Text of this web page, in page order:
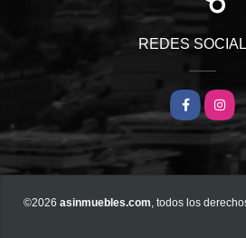
REDES
Facebook
©2026 asinmuebles.com, todos los